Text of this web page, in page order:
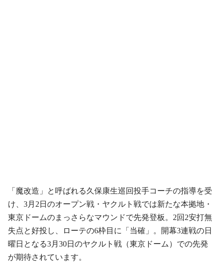
「魔改造」と呼ばれる久保康生巡回投手コーチの指導を受
け、3月2日のオープン戦・ヤクルト戦では新たな本拠地・
東京ドームのまっさらなマウンドで先発登板。2回2安打無
失点と好投し、ローテの6枠目に「当確」。開幕3連戦の日
曜日となる3月30日のヤクルト戦（東京ドーム）での先発
が期待されています。